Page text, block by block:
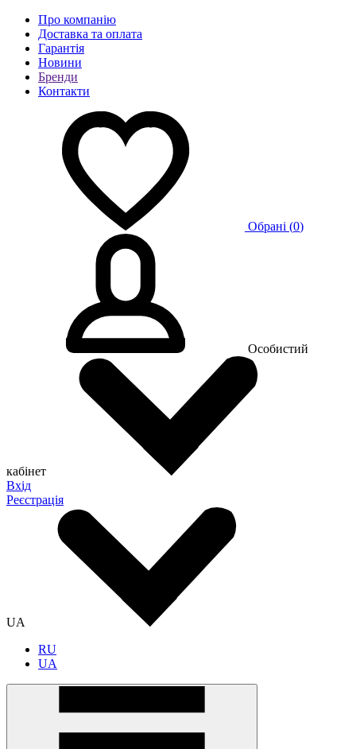
Про компанію
Доставка та оплата
Гарантія
Новини
Бренди
Контакти
Обрані (0)
Особистий
кабінет
Вхід
Реєстрація
UA
RU
UA